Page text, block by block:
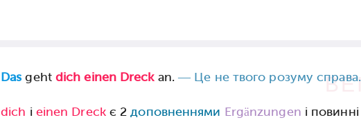
Das geht dich einen Dreckan.— Це не твого розуму справа.
dich і einen Dreckє 2доповненнями Ergänzungen і